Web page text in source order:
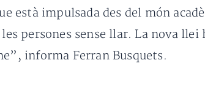
està impulsada des del món
persones sense llar. La nova
informa Ferran Busquets.